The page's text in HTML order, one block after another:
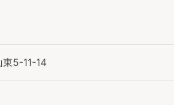
東5-11-14